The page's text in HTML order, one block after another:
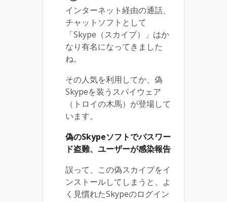
インターネット経由の通話、
チャットソフトとして
「Skype（スカイプ）」はか
なり有名になってきました
ね。
その人気を利用してか、偽
Skypeを装うスパイウェア
（トロイの木馬）が登場して
います。
偽のSkypeソフトでパスワー
ド盗難、ユーザーが感染報告
誤って、この偽スカイプをイ
ンストールしてしまうと、よ
く見慣れたSkypeのログイン